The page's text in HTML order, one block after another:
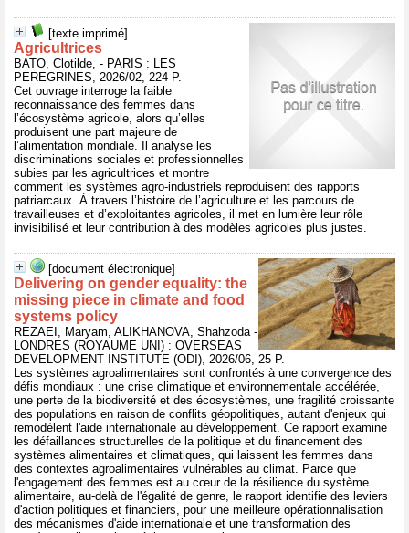
[texte imprimé]
Agricultrices
BATO, Clotilde, - PARIS : LES
PEREGRINES, 2026/02, 224 P.
Cet ouvrage interroge la faible
reconnaissance des femmes dans
l’écosystème agricole, alors qu’elles
produisent une part majeure de
l’alimentation mondiale. Il analyse les
discriminations sociales et professionnelles
subies par les agricultrices et montre
comment les systèmes agro-industriels reproduisent des rapports
patriarcaux. À travers l’histoire de l’agriculture et les parcours de
travailleuses et d’exploitantes agricoles, il met en lumière leur rôle
invisibilisé et leur contribution à des modèles agricoles plus justes.
[document électronique]
Delivering on gender equality: the
missing piece in climate and food
systems policy
REZAEI, Maryam, ALIKHANOVA, Shahzoda -
LONDRES (ROYAUME UNI) : OVERSEAS
DEVELOPMENT INSTITUTE (ODI), 2026/06, 25 P.
Les systèmes agroalimentaires sont confrontés à une convergence des
défis mondiaux : une crise climatique et environnementale accélérée,
une perte de la biodiversité et des écosystèmes, une fragilité croissante
des populations en raison de conflits géopolitiques, autant d'enjeux qui
remodèlent l'aide internationale au développement. Ce rapport examine
les défaillances structurelles de la politique et du financement des
systèmes alimentaires et climatiques, qui laissent les femmes dans
des contextes agroalimentaires vulnérables au climat. Parce que
l'engagement des femmes est au cœur de la résilience du système
alimentaire, au-delà de l'égalité de genre, le rapport identifie des leviers
d'action politiques et financiers, pour une meilleure opérationnalisation
des mécanismes d'aide internationale et une transformation des